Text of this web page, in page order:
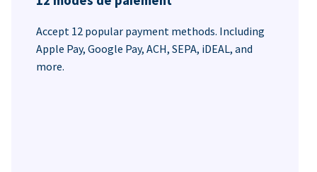
Accept 12 popular payment methods. Including
Apple Pay, Google Pay, ACH, SEPA, iDEAL, and
more.